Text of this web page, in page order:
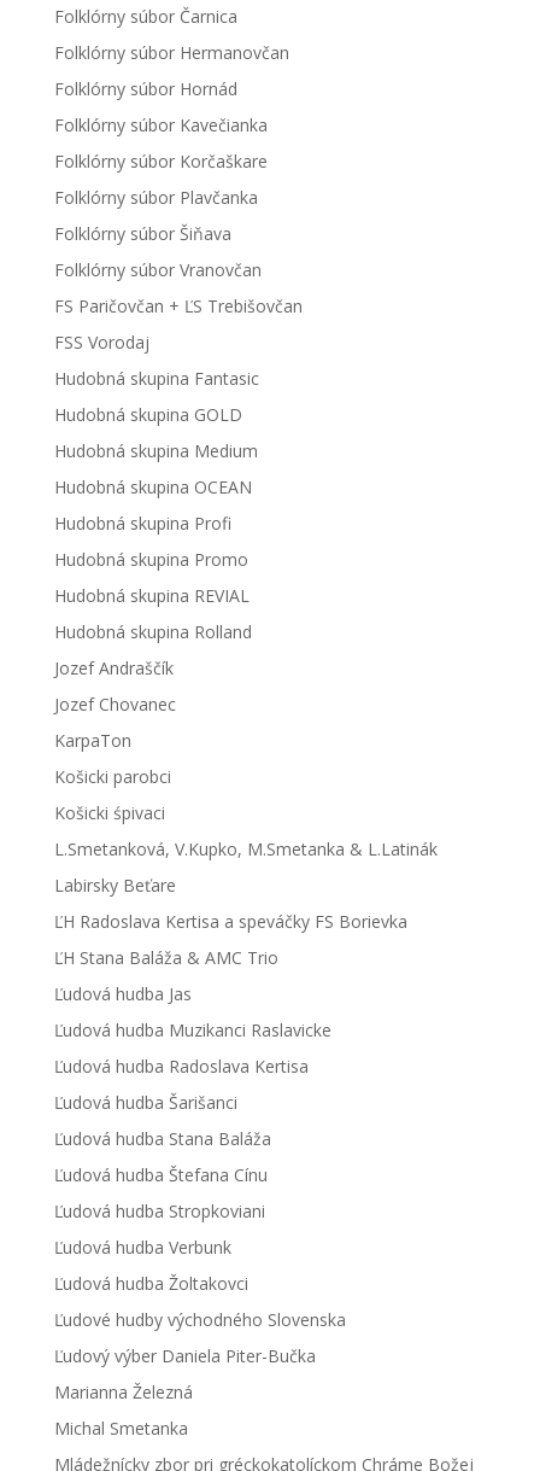
Folklórny súbor Čarnica
Folklórny súbor Hermanovčan
Folklórny súbor Hornád
Folklórny súbor Kavečianka
Folklórny súbor Korčaškare
Folklórny súbor Plavčanka
Folklórny súbor Šiňava
Folklórny súbor Vranovčan
FS Paričovčan + ĽS Trebišovčan
FSS Vorodaj
Hudobná skupina Fantasic
Hudobná skupina GOLD
Hudobná skupina Medium
Hudobná skupina OCEAN
Hudobná skupina Profi
Hudobná skupina Promo
Hudobná skupina REVIAL
Hudobná skupina Rolland
Jozef Andraščík
Jozef Chovanec
KarpaTon
Košicki parobci
Košicki śpivaci
L.Smetanková, V.Kupko, M.Smetanka & L.Latinák
Labirsky Beťare
ĽH Radoslava Kertisa a speváčky FS Borievka
ĽH Stana Baláža & AMC Trio
Ľudová hudba Jas
Ľudová hudba Muzikanci Raslavicke
Ľudová hudba Radoslava Kertisa
Ľudová hudba Šarišanci
Ľudová hudba Stana Baláža
Ľudová hudba Štefana Cínu
Ľudová hudba Stropkoviani
Ľudová hudba Verbunk
Ľudová hudba Žoltakovci
Ľudové hudby východného Slovenska
Ľudový výber Daniela Piter-Bučka
Marianna Železná
Michal Smetanka
Mládežnícky zbor pri gréckokatolíckom Chráme Božej